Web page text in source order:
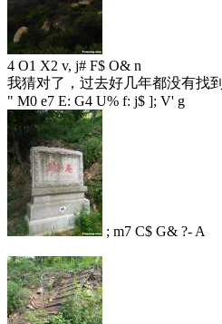
4 O1 X2 v, j# F$ O& n
我猜对了，过去好几年都没有找
" M0 e7 E: G4 U% f: j$ ]; V' g
; m7 C$ G& ?- A